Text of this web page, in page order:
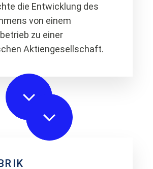
die Entwicklung des
von einem
zu einer
Aktiengesellschaft.